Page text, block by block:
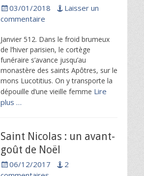
Posted
03/01/2018
Laisser un
commentaire
Janvier 512. Dans le froid brumeux
de l’hiver parisien, le cortège
funéraire s’avance jusqu’au
monastère des saints Apôtres, sur le
mons Lucotitius. On y transporte la
dépouille d’une vieille femme Lire
plus …
Saint Nicolas : un avant-
goût de Noël
Posted
06/12/2017
2